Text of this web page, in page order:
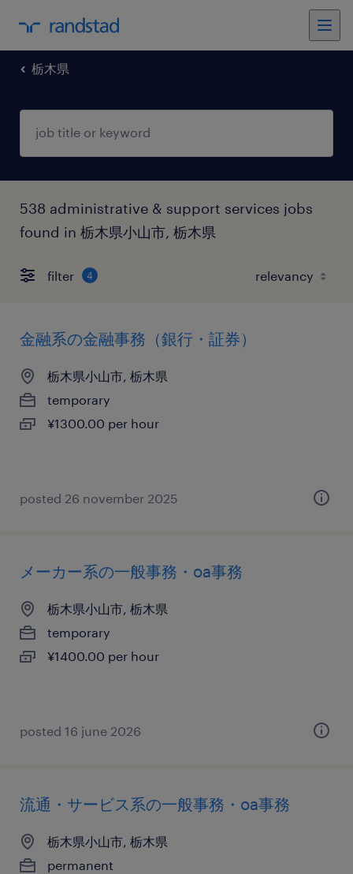
栃木県
538 administrative & support services jobs
found in 栃木県小山市, 栃木県
filter 4
金融系の金融事務（銀行・証券）
栃木県小山市, 栃木県
temporary
¥1300.00 per hour
posted 26 november 2025
メーカー系の一般事務・oa事務
栃木県小山市, 栃木県
temporary
¥1400.00 per hour
posted 16 june 2026
流通・サービス系の一般事務・oa事務
栃木県小山市, 栃木県
permanent